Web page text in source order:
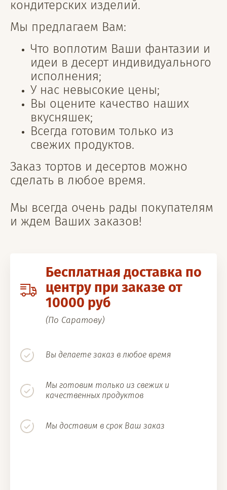
кондитерских изделий.
Мы предлагаем Вам:
Что воплотим Ваши фантазии и
идеи в десерт индивидуального
исполнения;
У нас невысокие цены;
Вы оцените качество наших
вкусняшек;
Всегда готовим только из
свежих продуктов.
Заказ тортов и десертов можно
сделать в любое время.
Мы всегда очень рады покупателям
и ждем Ваших заказов!
Бесплатная доставка по
центру при заказе от
10000 руб
(По Саратову)
Вы делаете заказ в любое время
Мы готовим только из свежих и
качественных продуктов
Мы доставим в срок Ваш заказ